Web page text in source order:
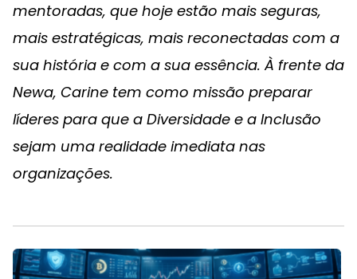
mentoradas, que hoje estão mais seguras,
mais estratégicas, mais reconectadas com a
sua história e com a sua essência. À frente da
Newa, Carine tem como missão preparar
líderes para que a Diversidade e a Inclusão
sejam uma realidade imediata nas
organizações.